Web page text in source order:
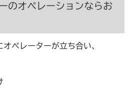
のオペレーションならお
ペレーターが立ち合い、